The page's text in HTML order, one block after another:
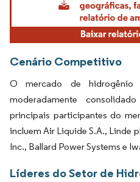
Cenário Competitivo
O mercado de hidrogênio
moderadamente
principais participantes do
incluem Air Liquide S.A., Linde
Inc., Ballard Power Systems e
Líderes do Setor de